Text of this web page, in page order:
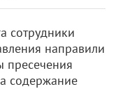
сотрудники
направили
пресечения
содержание